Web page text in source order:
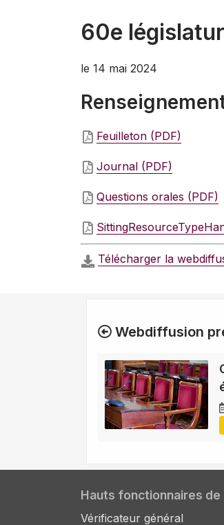
60e
le 14 mai 2024
Feuilleton (PDF)
Journal (PDF)
Questions orales (PDF)
Télécharger la
Webdiffusion
Hauts fonctionnaires de
Vérificateur général